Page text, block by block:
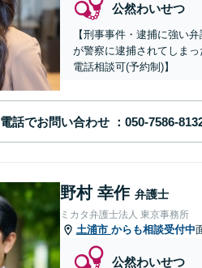
公然わいせつ
【刑事事件・逮捕に強い
が警察に逮捕されてしま
電話相談可(予約制)】
電話でお問い合わせ
野村 幸作 弁護士
ミカタ弁護士法人 東京事務所
土浦市 からも相談受付中
公然わいせつ